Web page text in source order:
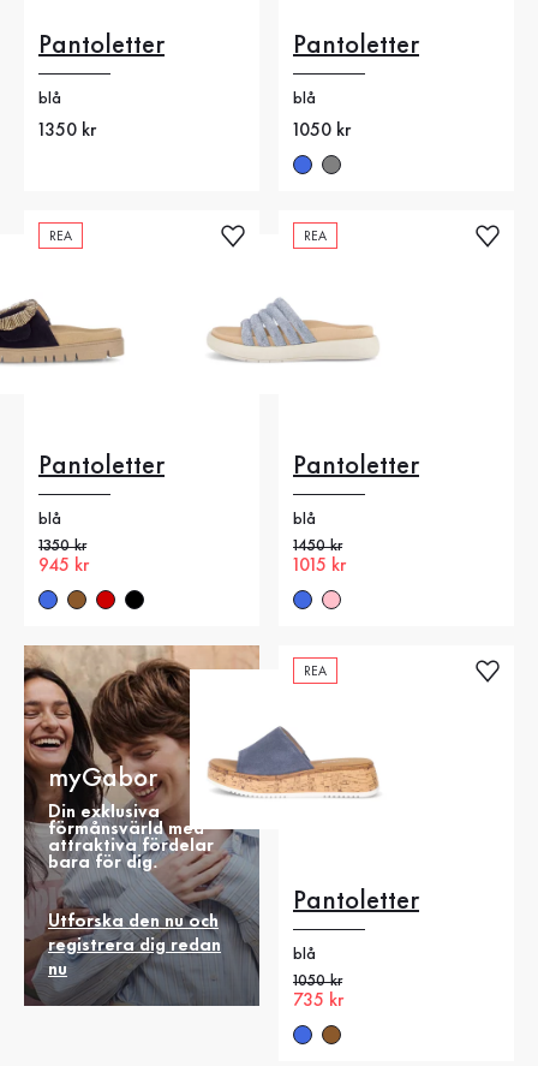
Pantoletter
blå
Nytt pris
1350 kr
Pantoletter
blå
Nytt pris
1050 kr
REA
Pantoletter
blå
Gammalt pris
1350 kr
Nytt pris
945 kr
REA
Pantoletter
blå
Gammalt pris
1450 kr
Nytt pris
1015 kr
myGabor
Din exklusiva
förmånsvärld med
attraktiva fördelar
bara för dig.
Utforska den nu och
registrera dig redan
nu
REA
Pantoletter
blå
Gammalt pris
1050 kr
Nytt pris
735 kr